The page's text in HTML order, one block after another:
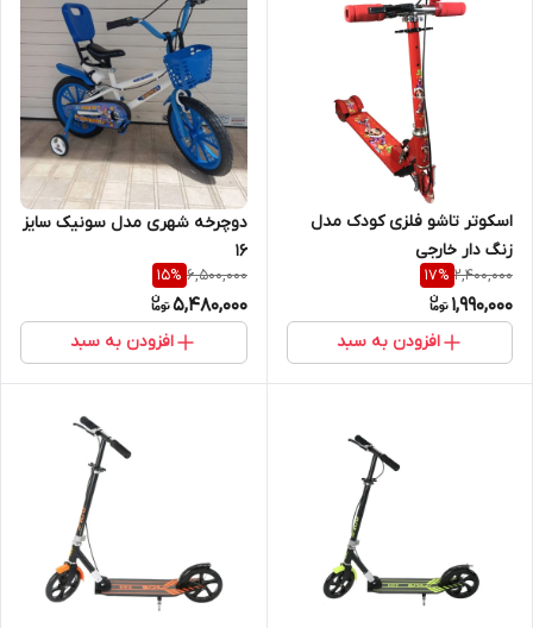
اسکوتر تاشو فلزی کودک مدل
زنگ دار خارجی
2,400,000
17%
1,990,000
افزودن به سبد
دوچرخه شهری مدل سونیک سایز
16
6,500,000
15%
5,480,000
افزودن به سبد